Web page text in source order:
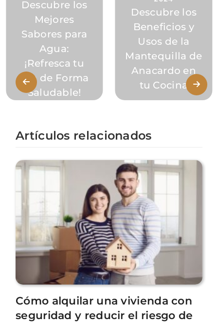
Descubre los
Mejores
Sabores para
Agua:
¡Refresca tu
Día de Forma
Saludable!
Descubre los
Beneficios y
Usos de la
Mantequilla de
Anacardo en
tu Cocina
Artículos relacionados
Cómo alquilar una vivienda con
seguridad y reducir el riesgo de